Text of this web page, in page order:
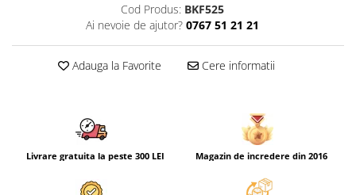
Cod Produs: BKF525
Ai nevoie de ajutor? 0767 51 21 21
Adauga la Favorite Cere informatii
Livrare gratuita la peste 300 LEI Magazin de incredere din 2016